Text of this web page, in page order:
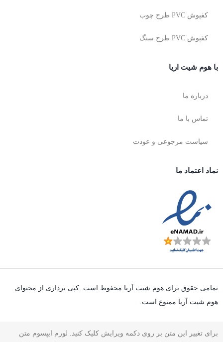
کفپوش PVC طرح چوب
کفپوش PVC طرح سنگ
با هوم شیت اریا
درباره ما
تماس با ما
سیاست مرجوعی و عودت
نماد اعتماد ما
تمامی حقوق برای هوم شیت آریا محفوظ است. کپی برداری از محتوای
هوم شیت آریا ممنوع است.
برای تغییر این متن بر روی دکمه ویرایش کلیک کنید. لورم ایپسوم متن